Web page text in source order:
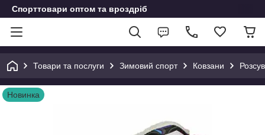
Спорттовари оптом та вроздріб
Товари та послуги Зимовий спорт Ковзани
Новинка